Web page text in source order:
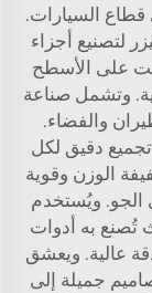
السيارات.
لتصنيع أجزاء
على الأسطح
وتشمل صناعة
والفضاء.
دقيق لكل
الوزن وقوية
الجو. ويُستخدم
تُصنع به أدوات
عالية. ويعشق
جميلة إلى